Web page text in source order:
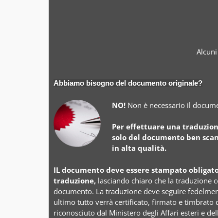
Abbiamo bisogno del documento originale?
NO!Non è necessario il
Per effettuare una
solo del documento ben
in alta qualità.
IL documento deve essere stampato
traduzione, lasciando chiaro che la traduzione
documento. La traduzione deve seguire
ultimo tutto verrà certificato, firmato e timbrato
riconosciuto dal Ministero degli Affari esteri e